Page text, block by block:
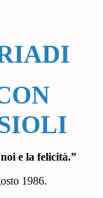
e la felicità.”
1986.